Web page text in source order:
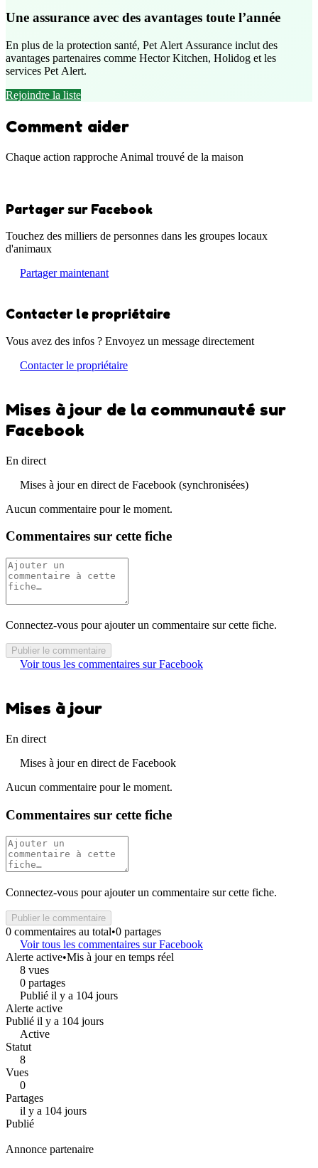
Une assurance avec des avantages toute l’année
En plus de la protection santé, Pet Alert Assurance inclut des
avantages partenaires comme Hector Kitchen, Holidog et les
services Pet Alert.
Rejoindre la liste
Comment aider
Chaque action rapproche Animal trouvé de la maison
Partager sur Facebook
Touchez des milliers de personnes dans les groupes locaux
d'animaux
Partager maintenant
Contacter le propriétaire
Vous avez des infos ? Envoyez un message directement
Contacter le propriétaire
Mises à jour de la communauté sur
Facebook
En direct
Mises à jour en direct de Facebook (synchronisées)
Aucun commentaire pour le moment.
Commentaires sur cette fiche
Connectez-vous pour ajouter un commentaire sur cette fiche.
Publier le commentaire
Voir tous les commentaires sur Facebook
Mises à jour
En direct
Mises à jour en direct de Facebook
Aucun commentaire pour le moment.
Commentaires sur cette fiche
Connectez-vous pour ajouter un commentaire sur cette fiche.
Publier le commentaire
0 commentaires au total•0 partages
Voir tous les commentaires sur Facebook
Alerte active•Mis à jour en temps réel
8 vues
0 partages
Publié il y a 104 jours
Alerte active
Publié il y a 104 jours
Active
Statut
8
Vues
0
Partages
il y a 104 jours
Publié
Annonce partenaire